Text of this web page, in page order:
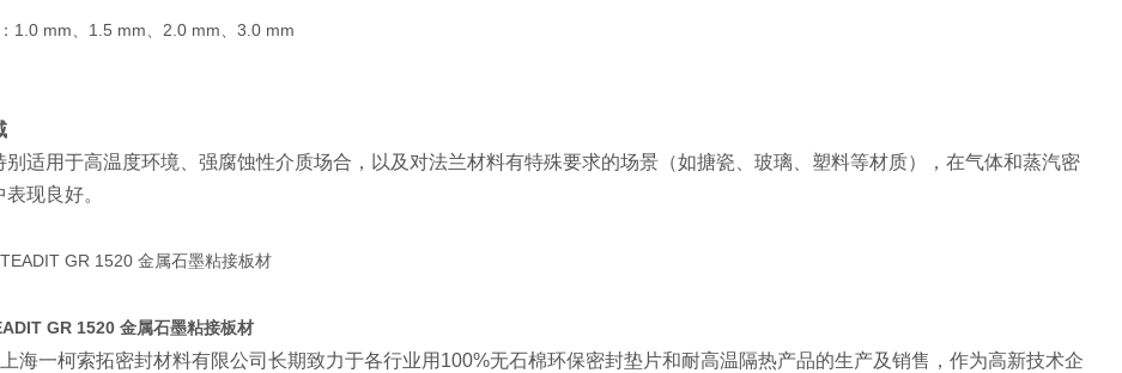
1.0 mm、1.5 mm、2.0 mm、3.0 mm
别适用于高温度环境、强腐蚀性介质场合，以及对法兰材料有特殊要求的场景（如搪瓷、玻璃、塑料等材质），在气体和蒸汽密
现良好。
GR 1520 金属石墨粘接板材
上海一柯索拓密封材料有限公司长期致力于各行业用 100%无石棉环保密封垫片和耐高温隔热产品的生产及销售，作为高新技术企